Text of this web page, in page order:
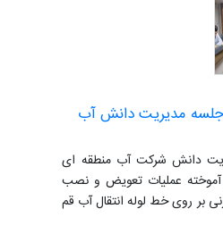
مدیریت دانش آب
دانش شرکت آب منطقه ای
عملیات تعویض و نصب
بر روی خط لوله انتقال آب قم